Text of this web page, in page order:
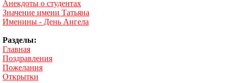
Анекдоты о студентах
Значение имени Татьяна
Именины - День Ангела
Разделы:
Главная
Поздравления
Пожелания
Открытки